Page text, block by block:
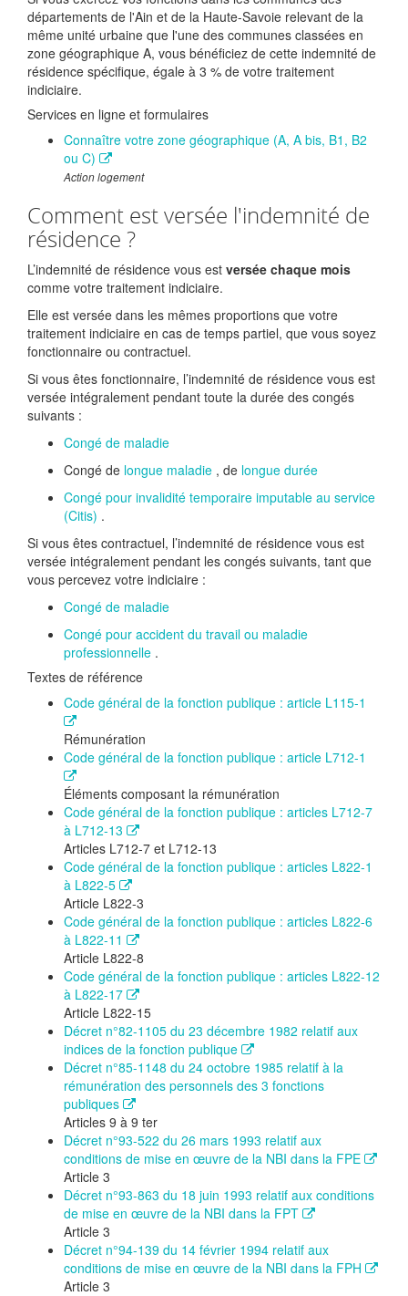
départements de l'Ain et de la Haute-Savoie relevant de la
même unité urbaine que l'une des communes classées en
zone géographique A, vous bénéficiez de cette indemnité de
résidence spécifique, égale à 3 % de votre traitement
indiciaire.
Services en ligne et formulaires
Connaître votre zone géographique (A, A bis, B1, B2
ou C)
Action logement
Comment est versée l'indemnité de
résidence ?
L’indemnité de résidence vous est versée chaque mois
comme votre traitement indiciaire.
Elle est versée dans les mêmes proportions que votre
traitement indiciaire en cas de temps partiel, que vous soyez
fonctionnaire ou contractuel.
Si vous êtes fonctionnaire, l’indemnité de résidence vous est
versée intégralement pendant toute la durée des congés
suivants :
Congé de maladie
Congé de longue maladie , de longue durée
Congé pour invalidité temporaire imputable au service
(Citis) .
Si vous êtes contractuel, l’indemnité de résidence vous est
versée intégralement pendant les congés suivants, tant que
vous percevez votre indiciaire :
Congé de maladie
Congé pour accident du travail ou maladie
professionnelle .
Textes de référence
Code général de la fonction publique : article L115-1
Rémunération
Code général de la fonction publique : article L712-1
Éléments composant la rémunération
Code général de la fonction publique : articles L712-7
à L712-13
Articles L712-7 et L712-13
Code général de la fonction publique : articles L822-1
à L822-5
Article L822-3
Code général de la fonction publique : articles L822-6
à L822-11
Article L822-8
Code général de la fonction publique : articles L822-12
à L822-17
Article L822-15
Décret n°82-1105 du 23 décembre 1982 relatif aux
indices de la fonction publique
Décret n°85-1148 du 24 octobre 1985 relatif à la
rémunération des personnels des 3 fonctions
publiques
Articles 9 à 9 ter
Décret n°93-522 du 26 mars 1993 relatif aux
conditions de mise en œuvre de la NBI dans la FPE
Article 3
Décret n°93-863 du 18 juin 1993 relatif aux conditions
de mise en œuvre de la NBI dans la FPT
Article 3
Décret n°94-139 du 14 février 1994 relatif aux
conditions de mise en œuvre de la NBI dans la FPH
Article 3